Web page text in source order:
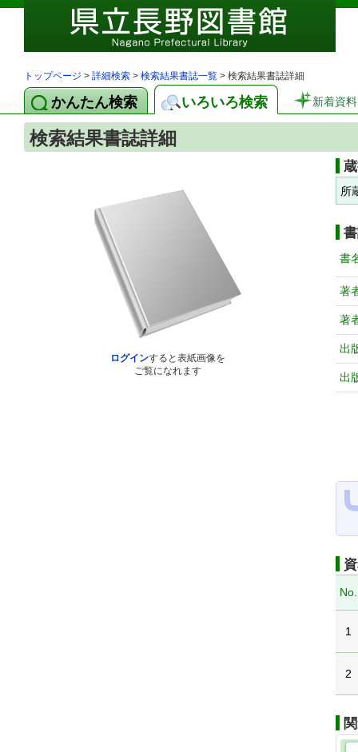
トップページ > 詳細検索 > 検索結果書誌一覧 > 検索結果書誌詳細
かんたん検索 いろいろ検索 新着資料
検索結果書誌詳細
ログインすると表紙画像を
ご覧になれます
所
書
著
著
出
出
No.
1
2